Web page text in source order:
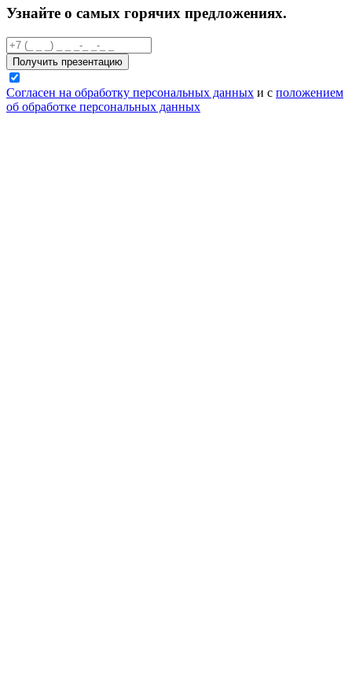
Узнайте о самых горячих предложениях.
Получить презентацию
Согласен на обработку персональных данных и с положением
об обработке персональных данных